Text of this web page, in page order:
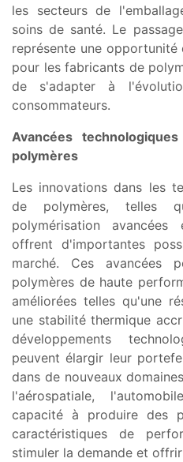
les secteurs de
soins de santé. Le
représente une
pour les fabricants de
de s'adapter à
consommateurs.
Avancées
polymères
Les innovations dans les
de polymères, telles
polymérisation avancées
offrent d'importantes
marché. Ces avancées
polymères de haute
améliorées telles qu'une
une stabilité thermique
développements
peuvent élargir leur
dans de nouveaux
l'aérospatiale,
capacité à produire des
caractéristiques de
stimuler la demande et